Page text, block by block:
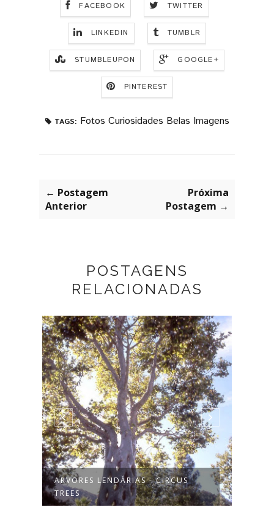
FACEBOOK TWITTER
LINKEDIN TUMBLR
STUMBLEUPON GOOGLE+
PINTEREST
TAGS: Fotos Curiosidades Belas Imagens
← Postagem
Anterior
Próxima
Postagem →
POSTAGENS
RELACIONADAS
ARVORES LENDÁRIAS - CIRCUS
TREES